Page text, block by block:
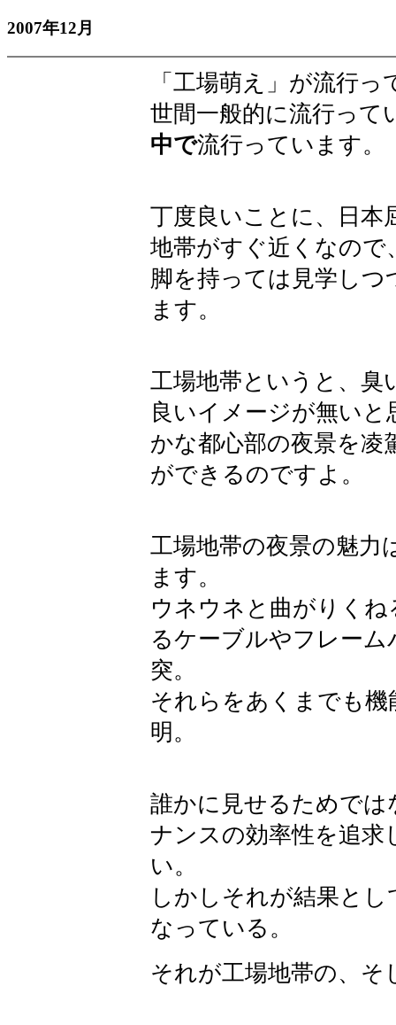
2007年12月
「工場萌え」が流行っ
世間一般的に流行って
中で流行っています。
丁度良いことに、日本
地帯がすぐ近くなの
脚を持っては見学し
ます。
工場地帯というと、臭
良いイメージが無い
かな都心部の夜景を凌
ができるのですよ。
工場地帯の夜景の魅力
ます。
ウネウネと曲がりく
るケーブルやフレー
突。
それらをあくまでも
明。
誰かに見せるためでは
ナンスの効率性を追
い。
しかしそれが結果と
なっている。
それが工場地帯の、そ